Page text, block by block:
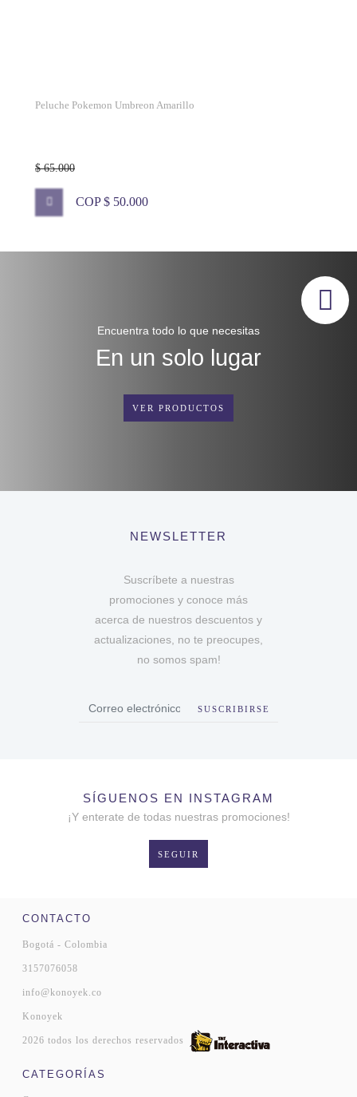
Peluche Pokemon Umbreon Amarillo
$ 65.000
COP $ 50.000
Encuentra todo lo que necesitas
En un solo lugar
VER PRODUCTOS
NEWSLETTER
Suscríbete a nuestras
promociones y conoce más
acerca de nuestros descuentos y
actualizaciones, no te preocupes,
no somos spam!
SUSCRIBIRSE
SÍGUENOS EN INSTAGRAM
¡Y enterate de todas nuestras promociones!
SEGUIR
CONTACTO
Bogotá - Colombia
3157076058
info@konoyek.co
Konoyek
2026 todos los derechos reservados
CATEGORÍAS